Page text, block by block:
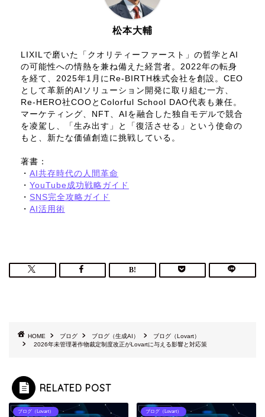
松本大輔
LIXILで磨いた「クオリティーファースト」の哲学とAI
の可能性への情熱を兼ね備えた経営者。2022年の転身
を経て、2025年1月にRe-BIRTH株式会社を創設。CEO
として革新的AIソリューション開発に取り組む一方、
Re-HERO社COOとColorful School DAO代表も兼任。
マーケティング、NFT、AIを融合した独自モデルで競合
を凌駕し、「生み出す」と「復活させる」という使命の
もと、新たな価値創造に挑戦している。
著書：
・ AI共存時代の人間革命
・ YouTube成功戦略ガイド
・ SNS完全攻略ガイド
・ AI活用術
HOME ブログ ブログ（生成AI）
ブログ（Lovart）
2026年未管理著作物裁定制度改正がLovartに与える影響と対応策
RELATED POST
ブログ（Lovart） ブログ（Lovart）